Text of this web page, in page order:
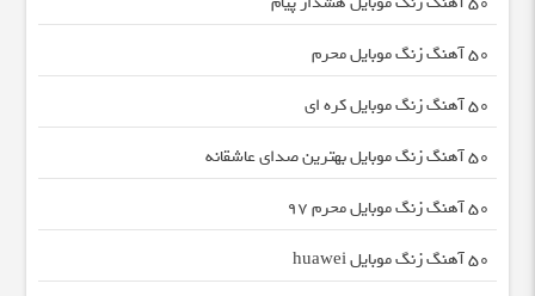
50 آهنگ زنگ موبایل محرم
50 آهنگ زنگ موبایل کره ای
50 آهنگ زنگ موبایل بهترین صدای عاشقانه
50 آهنگ زنگ موبایل محرم ۹7
50 آهنگ زنگ موبایل huawei